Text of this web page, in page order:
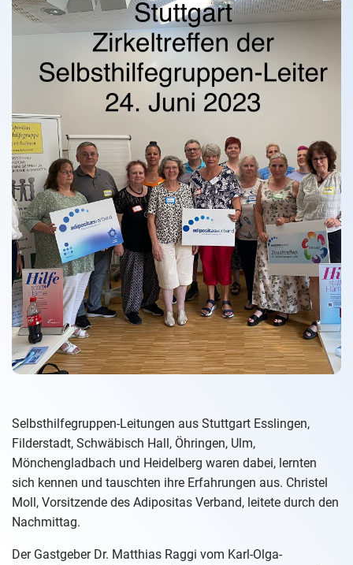
Selbsthilfegruppen-Leitungen aus Stuttgart Esslingen,
Filderstadt, Schwäbisch Hall, Öhringen, Ulm,
Mönchengladbach und Heidelberg waren dabei, lernten
sich kennen und tauschten ihre Erfahrungen aus. Christel
Moll, Vorsitzende des Adipositas Verband, leitete durch den
Nachmittag.
Der Gastgeber Dr. Matthias Raggi vom Karl-Olga-